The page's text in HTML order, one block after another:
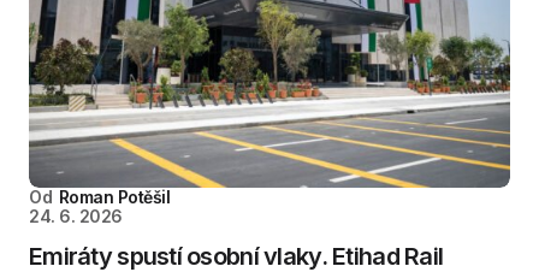
Od Roman Potěšil
24. 6. 2026
Emiráty spustí osobní vlaky. Etihad Rail